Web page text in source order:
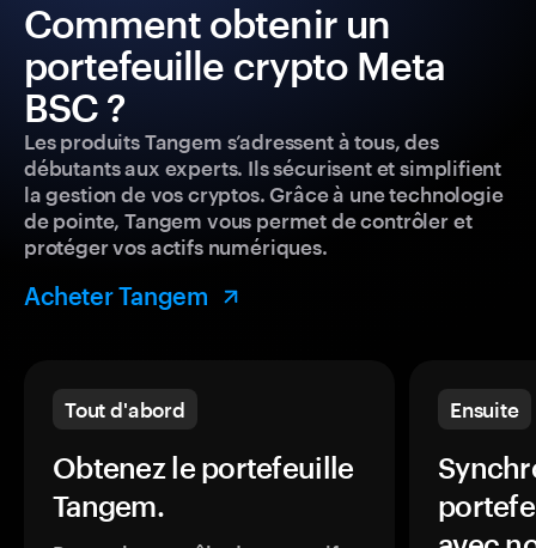
Comment obtenir un
portefeuille crypto Meta
BSC ?
Les produits Tangem s’adressent à tous, des
débutants aux experts. Ils sécurisent et simplifient
la gestion de vos cryptos. Grâce à une technologie
de pointe, Tangem vous permet de contrôler et
protéger vos actifs numériques.
Acheter Tangem
Tout d'abord
Obtenez le portefeuille
Tangem.
Ensuite